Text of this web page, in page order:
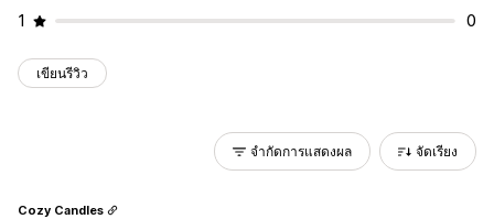
1
0
เขียนรีวิว
จำกัดการแสดงผล จัดเรียง
Cozy Candles